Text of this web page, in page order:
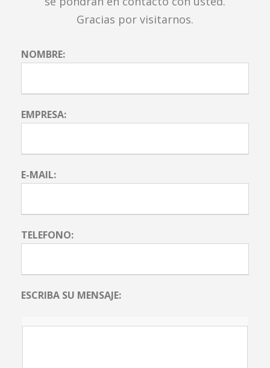
Gracias por visitarnos.
NOMBRE:
EMPRESA:
E-MAIL:
TELEFONO:
ESCRIBA SU MENSAJE: